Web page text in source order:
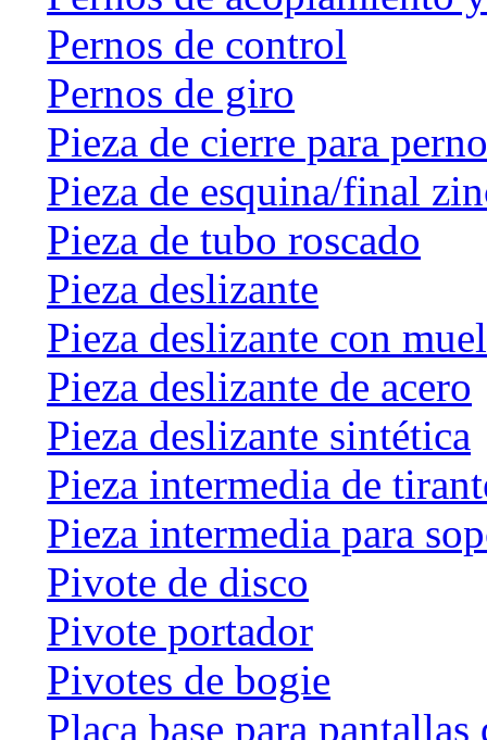
Pernos de control
Pernos de giro
Pieza de cierre para
Pieza de esquina/final
Pieza de tubo roscado
Pieza deslizante
Pieza deslizante con
Pieza deslizante de acero
Pieza deslizante sintética
Pieza intermedia de
Pieza intermedia para
Pivote de disco
Pivote portador
Pivotes de bogie
Placa base para pantallas